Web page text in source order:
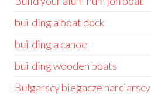
building a boat dock
building a canoe
building wooden boats
Bułgarscy biegacze narciarscy